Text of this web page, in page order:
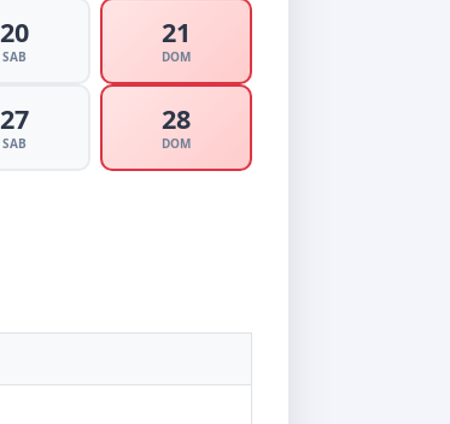
20
SAB
21
DOM
27
SAB
28
DOM